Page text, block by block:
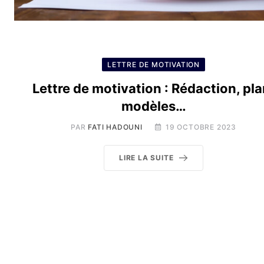
LETTRE DE MOTIVATION
Lettre de motivation : Rédaction,
modèles…
PAR FATI HADOUNI 19 OCTOBRE 2023
LIRE LA SUITE